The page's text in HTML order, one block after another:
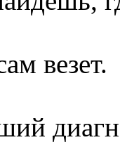
везет.